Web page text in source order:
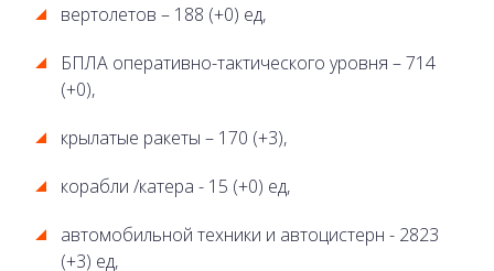
вертолетов – 188 (+0) ед,
БПЛА оперативно-тактического уровня – 714
(+0),
крылатые ракеты – 170 (+3),
корабли /катера - 15 (+0) ед,
автомобильной техники и автоцистерн - 2823
(+3) ед,